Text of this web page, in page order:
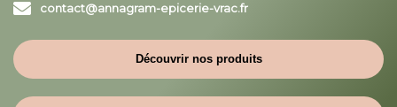
contact@annagram-epicerie-vrac.fr
Découvrir nos produits